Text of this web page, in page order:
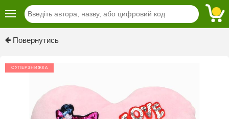
Повернутись
СУПЕРЗНИЖКА